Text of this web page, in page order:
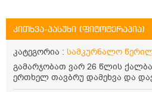
კითხვა-პასუხი (ფიტოტერაპია)
კატეგორია : სამკურნალო
გამარჯობათ ვარ 26 წლის
ერთხელ თავბრუ დამეხვა და
დამეწყო შიშები ვეღარ